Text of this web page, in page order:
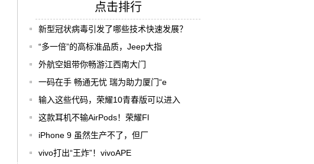
点击排行
新型冠状病毒引发了哪些技术快速发展？
“多一倍”的高标准品质，Jeep大指
外航空姐带你畅游江西南大门
一码在手 畅通无忧 瑞为助力厦门“e
输入这些代码，荣耀10青春版可以进入
这款耳机不输AirPods！荣耀Fl
iPhone 9 虽然生产不了，但厂
vivo打出“王炸”！vivoAPE